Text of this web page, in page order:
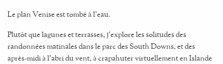
Le plan Venise est tombé à l'eau.
Plutôt que lagunes et terrasses, j'explore les solitudes des
randonnées matinales dans le parc des South Downs, et des
après-midi à l'abri du vent, à crapahuter virtuellement en Islande